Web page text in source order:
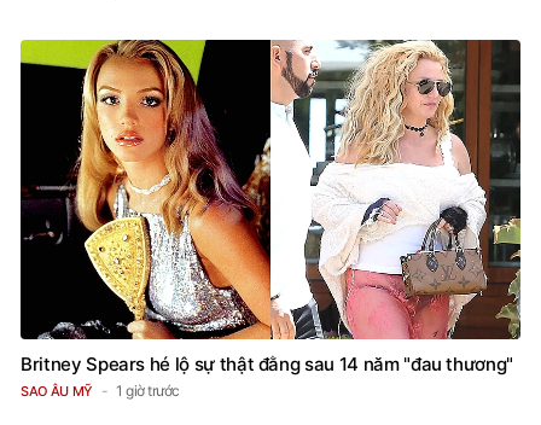
Britney Spears hé lộ sự thật đằng sau 14 năm "đau thương"
SAO ÂU MỸ 1 giờ trước